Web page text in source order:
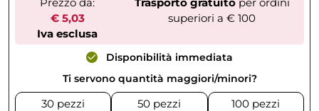
€ 5,03
Iva esclusa
superiori a € 100
Disponibilità immediata
Ti servono quantità maggiori/minori?
30 pezzi
50 pezzi
100 pezzi